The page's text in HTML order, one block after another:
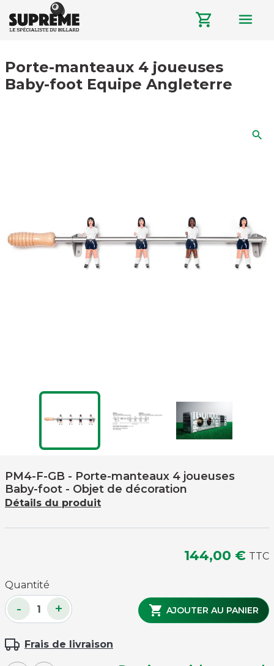
shopping_cart menu
Porte-manteaux 4 joueuses
Baby-foot Equipe Angleterre
search
PM4-F-GB - Porte-manteaux 4 joueuses
Baby-foot - Objet de décoration
Détails du produit
144,00 € TTC
Quantité
- +  AJOUTER AU PANIER
Frais de livraison